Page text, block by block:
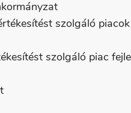
szolgáló
szolgáló piac